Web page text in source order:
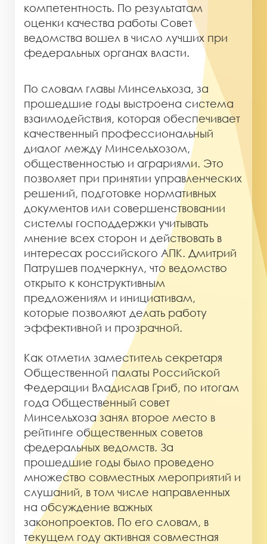
компетентность. По результатам
оценки качества работы Совет
ведомства вошел в число лучших при
федеральных органах власти.
По словам главы Минсельхоза, за
прошедшие годы выстроена система
взаимодействия, которая обеспечивает
качественный профессиональный
диалог между Минсельхозом,
общественностью и аграриями. Это
позволяет при принятии управленческих
решений, подготовке нормативных
документов или совершенствовании
системы господдержки учитывать
мнение всех сторон и действовать в
интересах российского АПК. Дмитрий
Патрушев подчеркнул, что ведомство
открыто к конструктивным
предложениям и инициативам,
которые позволяют делать работу
эффективной и прозрачной.
Как отметил заместитель секретаря
Общественной палаты Российской
Федерации Владислав Гриб, по итогам
года Общественный совет
Минсельхоза занял второе место в
рейтинге общественных советов
федеральных ведомств. За
прошедшие годы было проведено
множество совместных мероприятий и
слушаний, в том числе направленных
на обсуждение важных
законопроектов. По его словам, в
текущем году активная совместная